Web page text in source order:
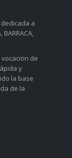
a
BARRACA,
de
y
la base
de la